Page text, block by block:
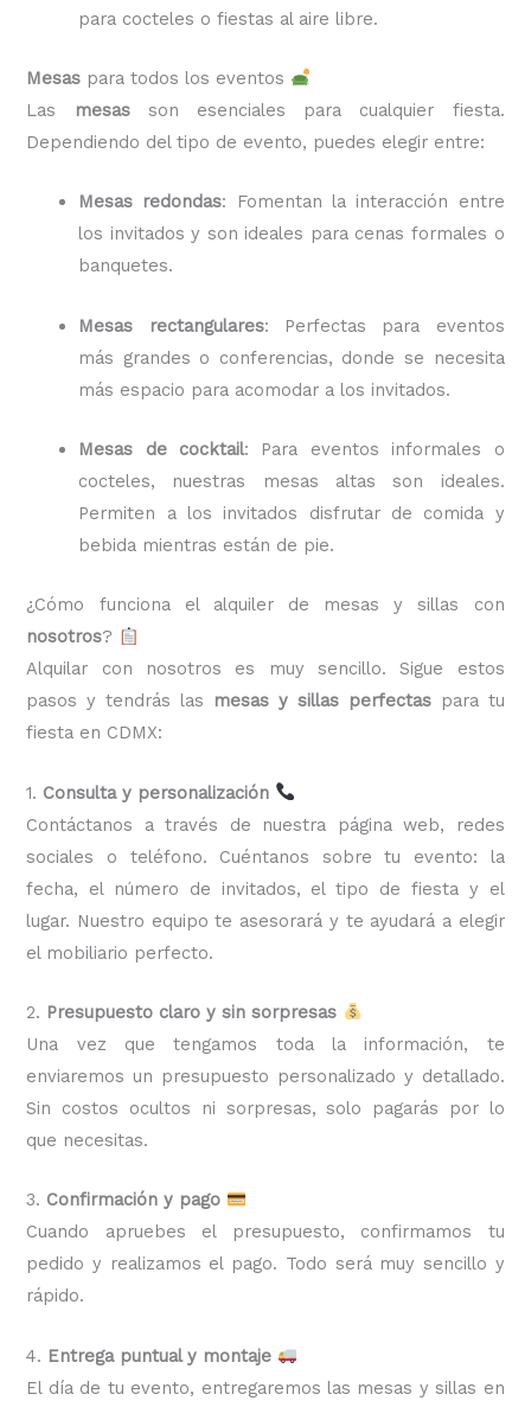
para cocteles o fiestas al aire libre.
Mesas para todos los eventos
Las
mesasson esenciales para cualquier fiesta.
Dependiendo del tipo de evento, puedes elegir entre:
Mesas redondas: Fomentan la interacción entre
los invitados y son ideales para cenas formales o
banquetes.
Mesas rectangulares: Perfectas para eventos
más grandes o conferencias, donde se necesita
más espacio para acomodar a los invitados.
Mesas de cocktail: Para eventos informales o
cocteles, nuestras mesas altas son ideales.
Permiten a los invitados disfrutar de comida y
bebida mientras están de pie.
¿Cómo funciona el alquiler de mesas y sillas con
nosotros?
Alquilar con nosotros es muy sencillo. Sigue estos
pasos y tendrás las
mesas y sillas perfectaspara tu
fiesta en CDMX:
1. Consulta y personalización
Contáctanos a través de nuestra página web, redes
sociales o teléfono. Cuéntanos sobre tu evento: la
fecha, el número de invitados, el tipo de fiesta y el
lugar. Nuestro equipo te asesorará y te ayudará a elegir
el mobiliario perfecto.
2. Presupuesto claro y sin sorpresas
Una vez que tengamos toda la información, te
enviaremos un presupuesto personalizado y detallado.
Sin costos ocultos ni sorpresas, solo pagarás por lo
que necesitas.
3. Confirmación y pago
Cuando apruebes el presupuesto, confirmamos tu
pedido y realizamos el pago. Todo será muy sencillo y
rápido.
4. Entrega puntual y montaje
El día de tu evento, entregaremos las mesas y sillas en